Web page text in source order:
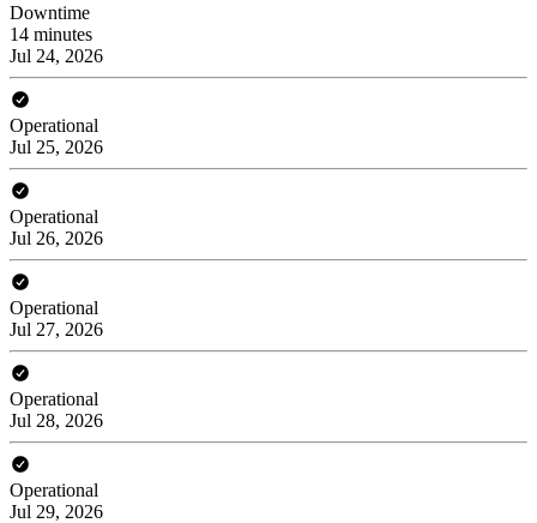
Downtime
14 minutes
Jul 24, 2026
Operational
Jul 25, 2026
Operational
Jul 26, 2026
Operational
Jul 27, 2026
Operational
Jul 28, 2026
Operational
Jul 29, 2026